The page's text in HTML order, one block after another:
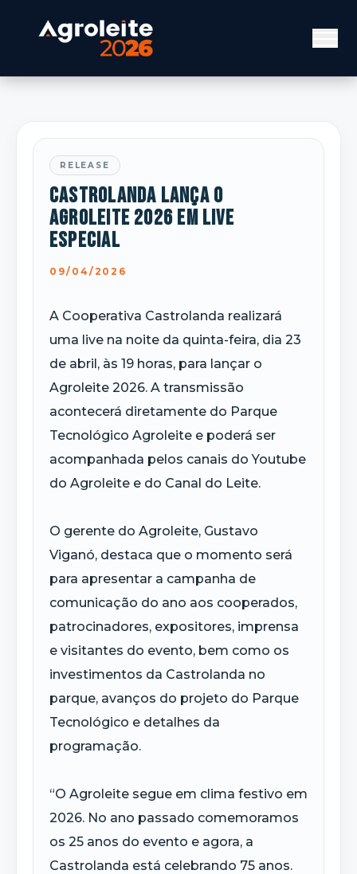
RELEASE
Castrolanda lança o
Agroleite 2026 em live
especial
09/04/2026
A Cooperativa Castrolanda realizará
uma live na noite da quinta-feira, dia 23
de abril, às 19 horas, para lançar o
Agroleite 2026. A transmissão
acontecerá diretamente do Parque
Tecnológico Agroleite e poderá ser
acompanhada pelos canais do Youtube
do Agroleite e do Canal do Leite.
O gerente do Agroleite, Gustavo
Viganó, destaca que o momento será
para apresentar a campanha de
comunicação do ano aos cooperados,
patrocinadores, expositores, imprensa
e visitantes do evento, bem como os
investimentos da Castrolanda no
parque, avanços do projeto do Parque
Tecnológico e detalhes da
programação.
“O Agroleite segue em clima festivo em
2026. No ano passado comemoramos
os 25 anos do evento e agora, a
Castrolanda está celebrando 75 anos.